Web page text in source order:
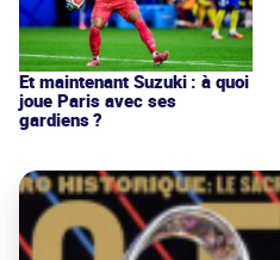
Et maintenant Suzuki : à quoi
joue Paris avec ses
gardiens ?